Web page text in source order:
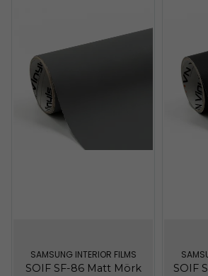
SAMSUNG INTERIOR FILMS
SOIF SF-86 Matt Mörk
SOIF